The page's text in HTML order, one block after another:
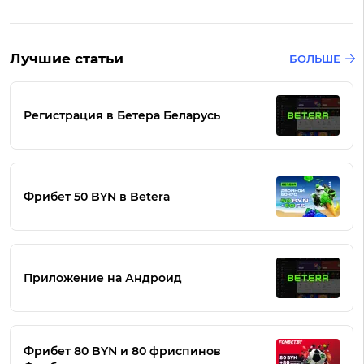
Лучшие статьи БОЛЬШЕ
Регистрация в Бетера Беларусь
Фрибет 50 BYN в Betera
Приложение на Андроид
Фрибет 80 BYN и 80 фриспинов